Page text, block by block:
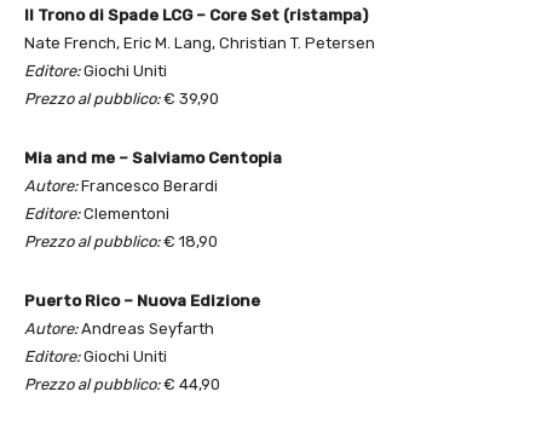
Il Trono di Spade LCG – Core Set (ristampa)
Nate French, Eric M. Lang, Christian T. Petersen
Editore:Giochi Uniti
Prezzo al pubblico:€ 39,90
Mia and me – Salviamo Centopia
Autore:Francesco Berardi
Editore:Clementoni
Prezzo al pubblico:€ 18,90
Puerto Rico – Nuova Edizione
Autore:Andreas Seyfarth
Editore:Giochi Uniti
Prezzo al pubblico:€ 44,90